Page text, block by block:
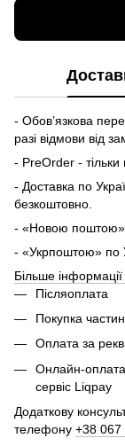
- Обов’язкова
разі відмови від
- PreOrder -
- Доставка по
безкоштовно.
- «Новою поштою»
- «Укрпоштою» по
Більше
Післяоплата
Покупка
Оплата за
Онлайн-оплата
сервіс Liqpay
Додаткову
телефону +38 067